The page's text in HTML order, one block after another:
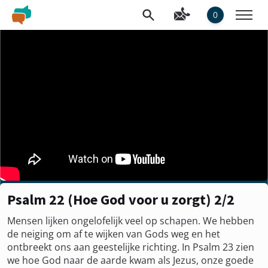
0
Psalm 22 (Hoe God voor u zorgt) 2/2
Mensen lijken ongelofelijk veel op schapen. We hebben
de neiging om af te wijken van Gods weg en het
ontbreekt ons aan geestelijke richting. In Psalm 23 zien
we hoe God naar de aarde kwam als Jezus, onze goede